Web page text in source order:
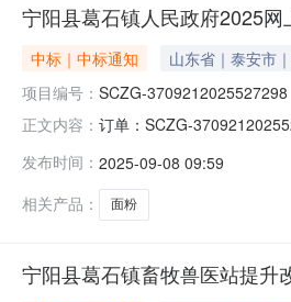
宁阳县葛石镇人民政府2025
中标｜中标通知 山东省｜泰安市
项目编号： SCZG-3709212025527298
正文内容： 订单：SCZG-
叁拾元整四、主要标的信
发布时间： 2025-09-08 09:59
相关产品：
面粉
宁阳县葛石镇畜牧兽医站提升